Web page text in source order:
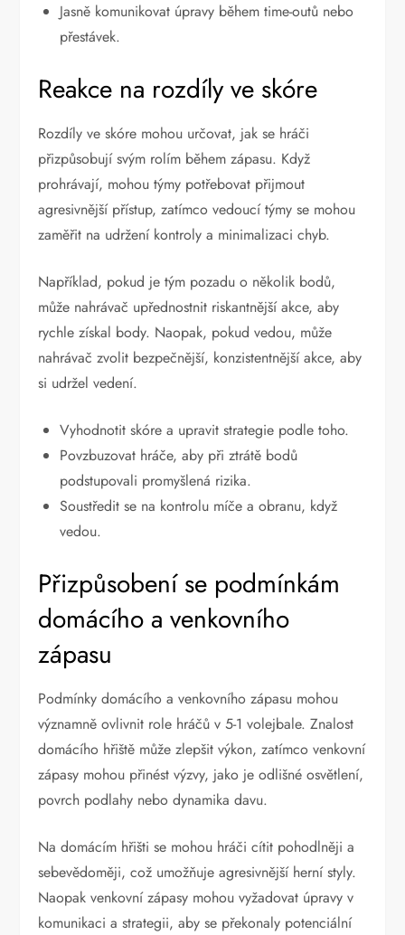
Jasně komunikovat úpravy během time-outů nebo
přestávek.
Reakce na rozdíly ve skóre
Rozdíly ve skóre mohou určovat, jak se hráči
přizpůsobují svým rolím během zápasu. Když
prohrávají, mohou týmy potřebovat přijmout
agresivnější přístup, zatímco vedoucí týmy se mohou
zaměřit na udržení kontroly a minimalizaci chyb.
Například, pokud je tým pozadu o několik bodů,
může nahrávač upřednostnit riskantnější akce, aby
rychle získal body. Naopak, pokud vedou, může
nahrávač zvolit bezpečnější, konzistentnější akce, aby
si udržel vedení.
Vyhodnotit skóre a upravit strategie podle toho.
Povzbuzovat hráče, aby při ztrátě bodů
podstupovali promyšlená rizika.
Soustředit se na kontrolu míče a obranu, když
vedou.
Přizpůsobení se podmínkám
domácího a venkovního
zápasu
Podmínky domácího a venkovního zápasu mohou
významně ovlivnit role hráčů v 5-1 volejbale. Znalost
domácího hřiště může zlepšit výkon, zatímco venkovní
zápasy mohou přinést výzvy, jako je odlišné osvětlení,
povrch podlahy nebo dynamika davu.
Na domácím hřišti se mohou hráči cítit pohodlněji a
sebevědoměji, což umožňuje agresivnější herní styly.
Naopak venkovní zápasy mohou vyžadovat úpravy v
komunikaci a strategii, aby se překonaly potenciální